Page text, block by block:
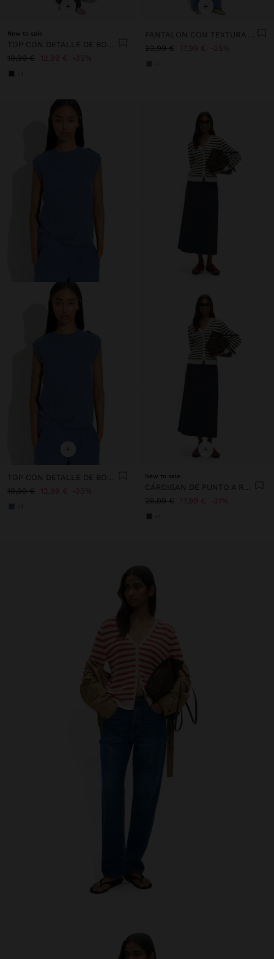
+
New to sale
19,99 €
12,99 € 35%
+
23,99 €
17,99 € 25%
+
TOP CON DETALLE DE BOTONES
19,99 €
12,99 € 35%
+
New to sale
CÁRDIGAN DE PUNTO A RAYAS
25,99 €
17,99 € 31%